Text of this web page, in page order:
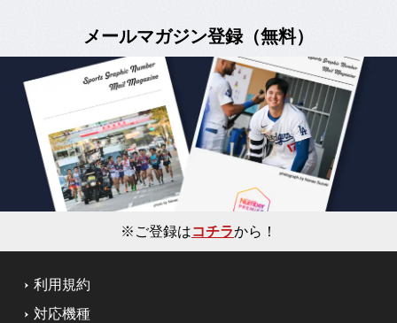
メールマガジン登録（無料）
※ご登録はコチラから！
利用規約
対応機種